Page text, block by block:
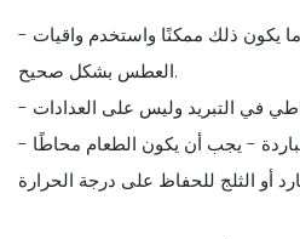
- ضع الأغطية على المقالي عندما يكون ذلك ممكنًا واستخدم واقيات
العطس بشكل صحيح.
- لا تفرط في تحميل الآبار الباردة - يجب أن يكون الطعام محاطًا